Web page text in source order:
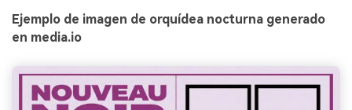
Ejemplo de imagen de orquídea nocturna generado
en media.io